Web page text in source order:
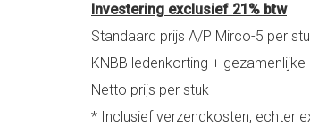
Investering exclusief 21% btw
Standaard prijs A/P
KNBB ledenkorting +
Netto prijs per
* Inclusief verzendkosten, echter